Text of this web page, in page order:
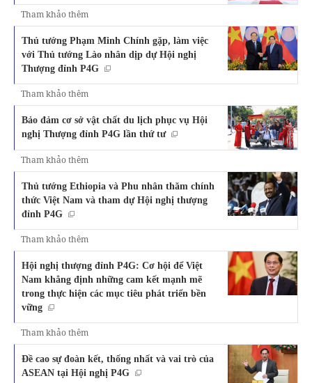
Tham khảo thêm
Thủ tướng Phạm Minh Chính gặp, làm việc
với Thủ tướng Lào nhân dịp dự Hội nghị
Thượng đỉnh P4G
Tham khảo thêm
Bảo đảm cơ sở vật chất du lịch phục vụ Hội
nghị Thượng đỉnh P4G lần thứ tư
Tham khảo thêm
Thủ tướng Ethiopia và Phu nhân thăm chính
thức Việt Nam và tham dự Hội nghị thượng
đỉnh P4G
Tham khảo thêm
Hội nghị thượng đỉnh P4G: Cơ hội để Việt
Nam khẳng định những cam kết mạnh mẽ
trong thực hiện các mục tiêu phát triển bền
vững
Tham khảo thêm
Đề cao sự đoàn kết, thống nhất và vai trò của
ASEAN tại Hội nghị P4G